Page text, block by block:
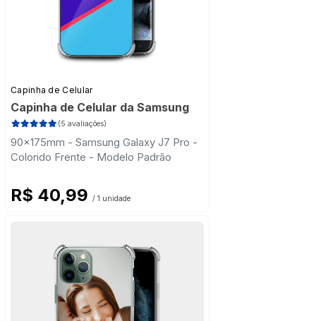
Capinha de Celular
Capinha de Celular da Samsung
(5 avaliações)
90x175mm - Samsung Galaxy J7 Pro -
Colorido Frente - Modelo Padrão
R$ 40,99 / 1 unidade